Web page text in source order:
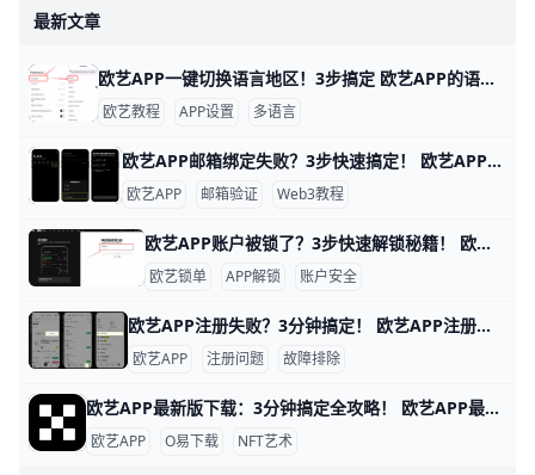
最新文章
欧艺APP一键切换语言地区！3步搞定 欧艺APP的语言和地区切换非常简单，只需几步就能搞定，让你用母语界面更舒服。举个例子，如果你手机是英文版，想改成简体中文，整个过程不到1分钟。
欧艺教程 APP设置 多语言
欧艺APP邮箱绑定失败？3步快速搞定！ 欧艺APP无法绑定邮箱是很多用户遇到的常见问题，通常因为网络限制、邮箱服务商屏蔽或APP缓存问题导致。好消息是，通过简单步骤就能解决。下面我们一步步来试试。
欧艺APP 邮箱验证 Web3教程
欧艺APP账户被锁了？3步快速解锁秘籍！ 欧艺APP账户被锁定很常见，通常是因为身份验证没完成、异常登录或风控检查。比如，用户小李发现登录时提示“账户临时冻结”，这是平台为安全检测的正常反应。根据欧艺官方数据，80%的锁定案例通过简单验证就能解锁。
欧艺锁单 APP解锁 账户安全
欧艺APP注册失败？3分钟搞定！ 欧艺APP注册不了？别担心，很多用户都遇到过这个问题。通常原因是网络不稳、验证码没收到，或者APP版本太旧。下面一步步教你解决，跟着做就能行。
欧艺APP 注册问题 故障排除
欧艺APP最新版下载：3分钟搞定全攻略！ 欧艺APP最新版下载全指南 想下载欧艺APP最新版吗？它属于O易歐yi生态的艺术类应用，现在最新版是v6.135.1（安卓）或App Store对应iOS版，2026年更新支持更多NFT艺术浏览和交易功能。
欧艺APP O易下载 NFT艺术